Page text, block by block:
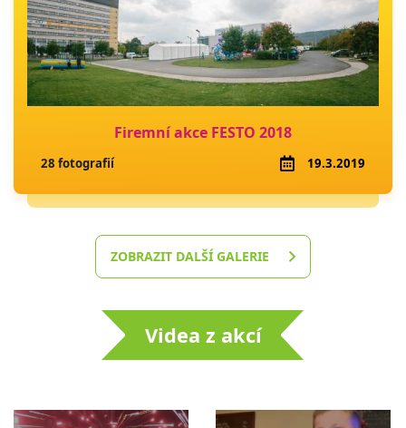
Firemní akce FESTO 2018
28 fotografií 19.3.2019
ZOBRAZIT DALŠÍ GALERIE
Videa z akcí